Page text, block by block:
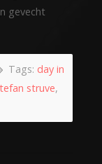
gevecht
Tags: day in
struve,